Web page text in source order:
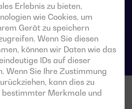
Erlebnis zu bieten,
wie Cookies, um
Gerät zu speichern
Wenn Sie diesen
können wir Daten wie das
IDs auf dieser
Wenn Sie Ihre Zustimmung
kann dies zu
Merkmale und
für Umschalter